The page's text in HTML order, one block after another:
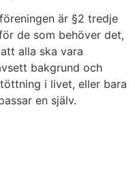
är §2 tredje
de som behöver det,
alla ska vara
bakgrund och
i livet, eller bara
en själv.